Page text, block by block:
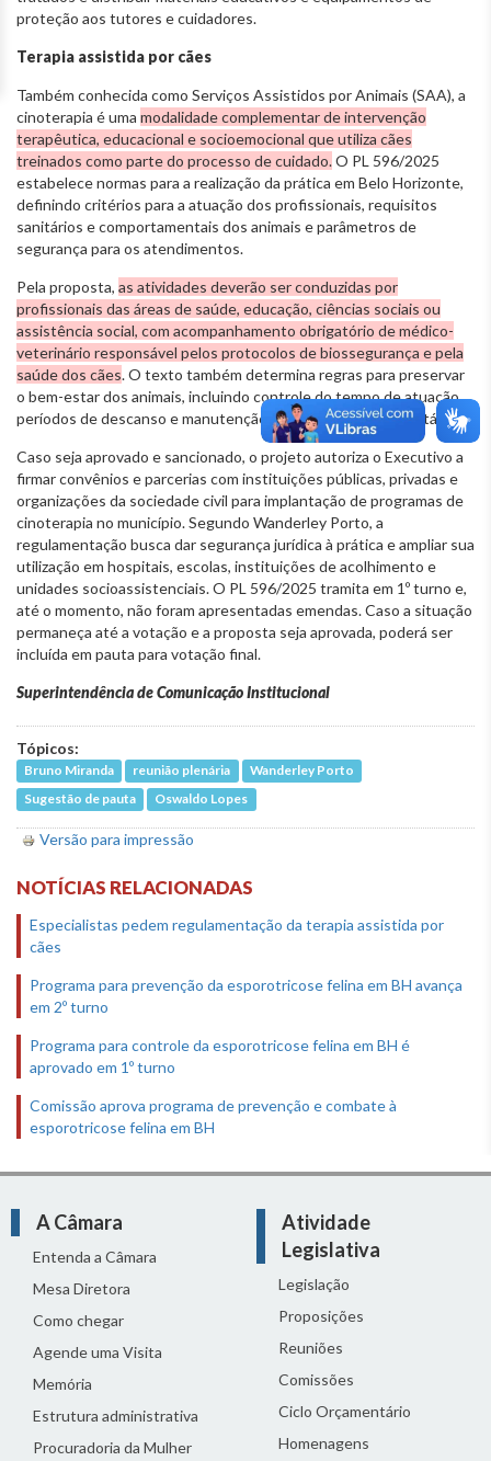
proteção aos tutores e cuidadores.
Terapia assistida por cães
Também conhecida como Serviços Assistidos por Animais (SAA), a
cinoterapia é uma modalidade complementar de intervenção
terapêutica, educacional e socioemocional que utiliza cães
treinados como parte do processo de cuidado.O PL 596/2025
estabelece normas para a realização da prática em Belo Horizonte,
definindo critérios para a atuação dos profissionais, requisitos
sanitários e comportamentais dos animais e parâmetros de
segurança para os atendimentos.
Pela proposta, as atividades deverão ser conduzidas por
profissionais das áreas de saúde, educação, ciências sociais ou
assistência social, com acompanhamento obrigatório de médico-
veterinário responsável pelos protocolos de biossegurança e pela
saúde dos cães. O texto também determina regras para preservar
o bem-estar dos animais, incluindo controle do tempo de atuação,
períodos de descanso e manutenção da documentação sanitária.
Caso seja aprovado e sancionado, o projeto autoriza o Executivo a
firmar convênios e parcerias com instituições públicas, privadas e
organizações da sociedade civil para implantação de programas de
cinoterapia no município. Segundo Wanderley Porto, a
regulamentação busca dar segurança jurídica à prática e ampliar sua
utilização em hospitais, escolas, instituições de acolhimento e
unidades socioassistenciais. O PL 596/2025 tramita em 1º turno e,
até o momento, não foram apresentadas emendas. Caso a situação
permaneça até a votação e a proposta seja aprovada, poderá ser
incluída em pauta para votação final.
Superintendência de Comunicação Institucional
Tópicos:
Bruno Miranda reunião plenária
Wanderley Porto
Sugestão de pauta
Oswaldo Lopes
Versão para impressão
NOTÍCIAS RELACIONADAS
Especialistas pedem regulamentação da terapia assistida por
cães
Programa para prevenção da esporotricose felina em BH avança
em 2º turno
Programa para controle da esporotricose felina em BH é
aprovado em 1º turno
Comissão aprova programa de prevenção e combate à
esporotricose felina em BH
A Câmara
Entenda a Câmara
Mesa Diretora
Como chegar
Agende uma Visita
Memória
Estrutura administrativa
Procuradoria da Mulher
Atividade
Legislativa
Legislação
Proposições
Reuniões
Comissões
Ciclo Orçamentário
Homenagens